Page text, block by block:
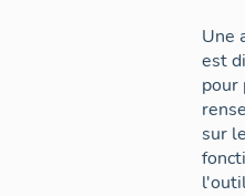
Une
est
pour
sur le